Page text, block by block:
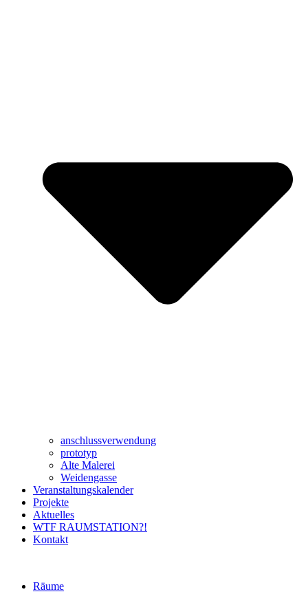
anschlussverwendung
prototyp
Alte Malerei
Weidengasse
Veranstaltungskalender
Projekte
Aktuelles
WTF RAUMSTATION?!
Kontakt
Räume